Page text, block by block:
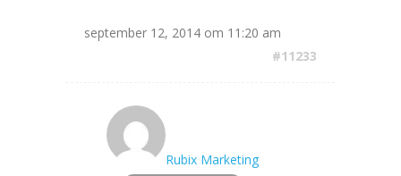
september 12, 2014 om 11:20 am
#11233
Rubix Marketing